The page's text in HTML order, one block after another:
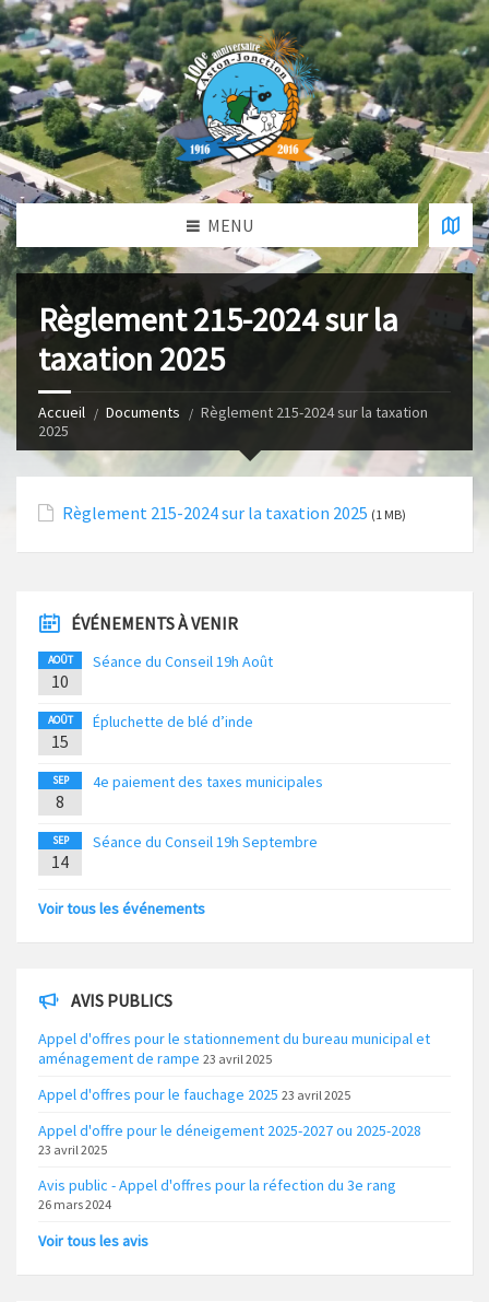
MENU
Règlement 215-2024 sur la
taxation 2025
Accueil Documents
Règlement 215-2024 sur la taxation
2025
Règlement 215-2024 sur la taxation 2025 (1 MB)
ÉVÉNEMENTS À VENIR
AOÛT
10
Séance du Conseil 19h Août
AOÛT
15
Épluchette de blé d’inde
SEP
8
4e paiement des taxes municipales
SEP
14
Séance du Conseil 19h Septembre
Voir tous les événements
AVIS PUBLICS
Appel d'offres pour le stationnement du bureau municipal et
aménagement de rampe 23 avril 2025
Appel d'offres pour le fauchage 2025 23 avril 2025
Appel d'offre pour le déneigement 2025-2027 ou 2025-2028
23 avril 2025
Avis public - Appel d'offres pour la réfection du 3e rang
26 mars 2024
Voir tous les avis